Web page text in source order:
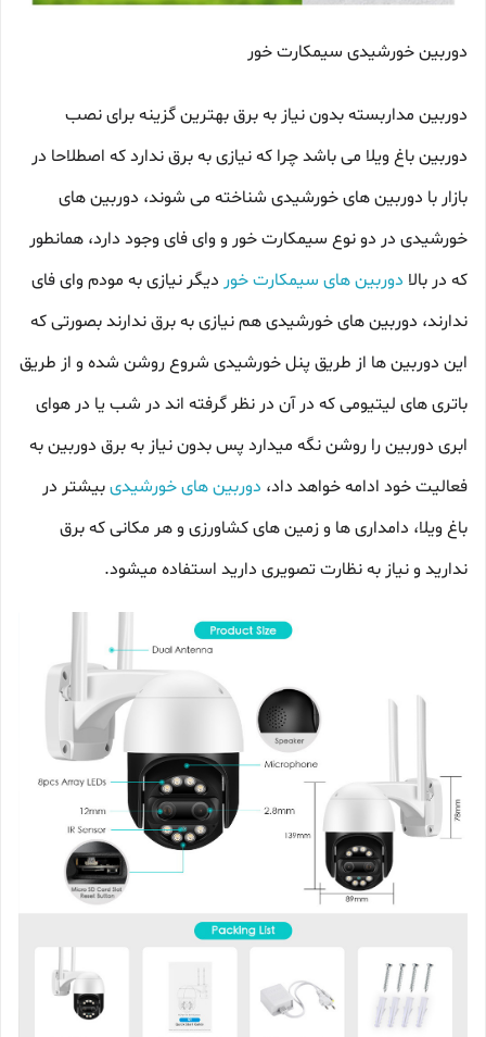
دوربین خورشیدی سیمکارت خور
دوربین مداربسته بدون نیاز به برق بهترین گزینه برای نصب
دوربین باغ ویلا می باشد چرا که نیازی به برق ندارد که اصطلاحا در
بازار با دوربین های خورشیدی شناخته می شوند، دوربین های
خورشیدی در دو نوع سیمکارت خور و وای فای وجود دارد، همانطور
که در بالا دوربین های سیمکارت خور دیگر نیازی به مودم وای فای
ندارند، دوربین های خورشیدی هم نیازی به برق ندارند بصورتی که
این دوربین ها از طریق پنل خورشیدی شروع روشن شده و از طریق
باتری های لیتیومی که در آن در نظر گرفته اند در شب یا در هوای
ابری دوربین را روشن نگه میدارد پس بدون نیاز به برق دوربین به
فعالیت خود ادامه خواهد داد، دوربین های خورشیدیبیشتر در
باغ ویلا، دامداری ها و زمین های کشاورزی و هر مکانی که برق
ندارید و نیاز به نظارت تصویری دارید استفاده میشود.